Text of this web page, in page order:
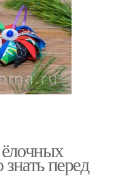
перед